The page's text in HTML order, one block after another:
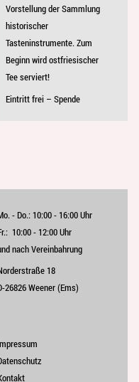
Vorstellung der Sammlung
historischer
Tasteninstrumente. Zum
Beginn wird ostfriesischer
Tee serviert!
Eintritt frei – Spende
- Do.: 10:00 - 16:00 Uhr
10:00 - 12:00 Uhr
nach Vereinbahrung
18
26826 Weener (Ems)